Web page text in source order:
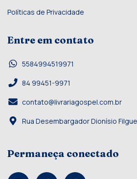
Políticas de Privacidade
Entre em contato
5584994519971
84 99451-9971
contato@livrariagospel.com.br
Rua Desembargador Dionísio
Permaneça conectado